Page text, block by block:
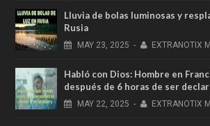
Lluvia de bolas luminosas y
Rusia
MAY 23, 2025 - EXTRANOTIX
Habló con Dios: Hombre en
después de 6 horas de ser
MAY 22, 2025 - EXTRANOTIX